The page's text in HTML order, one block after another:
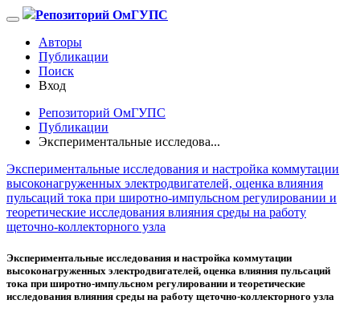
Репозиторий ОмГУПС
Авторы
Публикации
Поиск
Вход
Репозиторий ОмГУПС
Публикации
Экспериментальные исследова...
Экспериментальные исследования и настройка коммутации
высоконагруженных электродвигателей, оценка влияния
пульсаций тока при широтно-импульсном регулировании и
теоретические исследования влияния среды на работу
щеточно-коллекторного узла
Экспериментальные исследования и настройка коммутации
высоконагруженных электродвигателей, оценка влияния пульсаций
тока при широтно-импульсном регулировании и теоретические
исследования влияния среды на работу щеточно-коллекторного узла